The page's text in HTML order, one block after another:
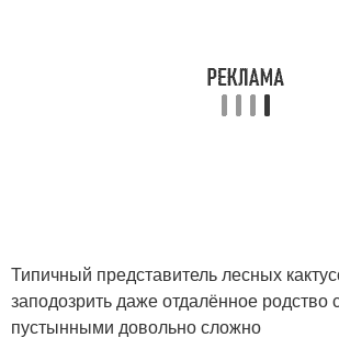
Типичный представитель лесных
заподозрить даже отдалённое родство
пустынными довольно сложно